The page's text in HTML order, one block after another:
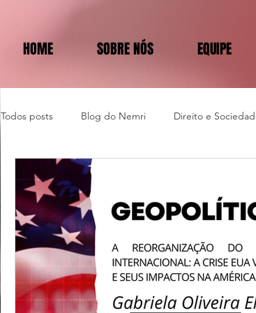
HOME SOBRE NÓS EQUIPE
Todos posts Blog do Nemri Direito e
Política e Diplomacia